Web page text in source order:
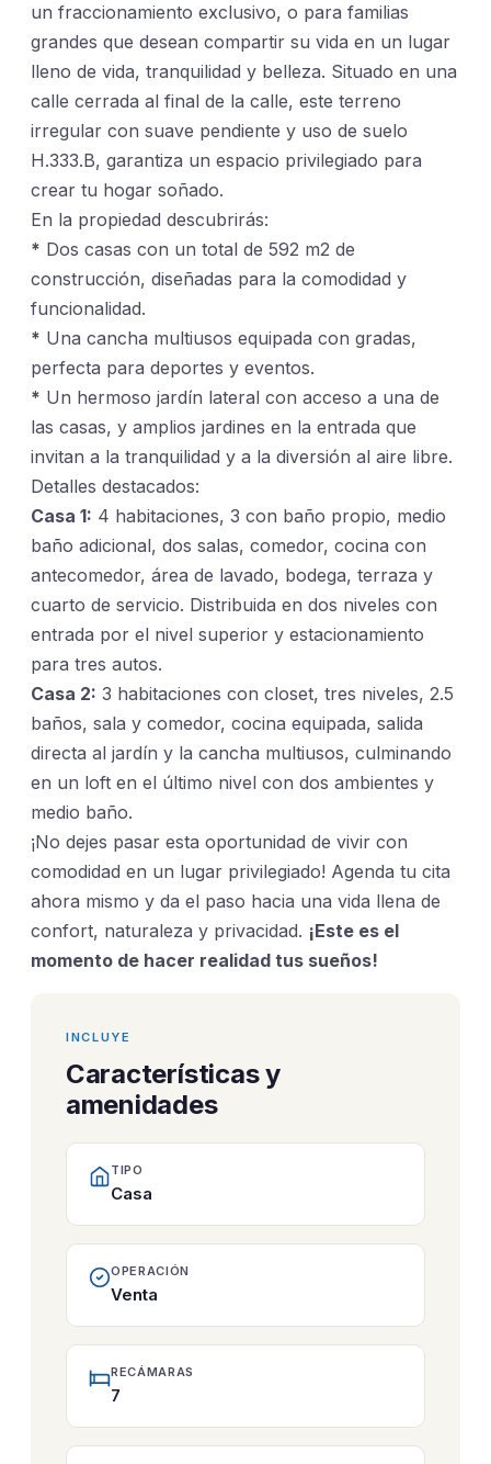
un fraccionamiento exclusivo, o para familias
grandes que desean compartir su vida en un lugar
lleno de vida, tranquilidad y belleza. Situado en una
calle cerrada al final de la calle, este terreno
irregular con suave pendiente y uso de suelo
H.333.B, garantiza un espacio privilegiado para
crear tu hogar soñado.
En la propiedad descubrirás:
* Dos casas con un total de 592 m2 de
construcción, diseñadas para la comodidad y
funcionalidad.
* Una cancha multiusos equipada con gradas,
perfecta para deportes y eventos.
* Un hermoso jardín lateral con acceso a una de
las casas, y amplios jardines en la entrada que
invitan a la tranquilidad y a la diversión al aire libre.
Detalles destacados:
Casa 1: 4 habitaciones, 3 con baño propio, medio
baño adicional, dos salas, comedor, cocina con
antecomedor, área de lavado, bodega, terraza y
cuarto de servicio. Distribuida en dos niveles con
entrada por el nivel superior y estacionamiento
para tres autos.
Casa 2: 3 habitaciones con closet, tres niveles, 2.5
baños, sala y comedor, cocina equipada, salida
directa al jardín y la cancha multiusos, culminando
en un loft en el último nivel con dos ambientes y
medio baño.
¡No dejes pasar esta oportunidad de vivir con
comodidad en un lugar privilegiado! Agenda tu cita
ahora mismo y da el paso hacia una vida llena de
confort, naturaleza y privacidad. ¡Este es el
momento de hacer realidad tus sueños!
INCLUYE
Características y
amenidades
TIPO
Casa
OPERACIÓN
Venta
RECÁMARAS
7